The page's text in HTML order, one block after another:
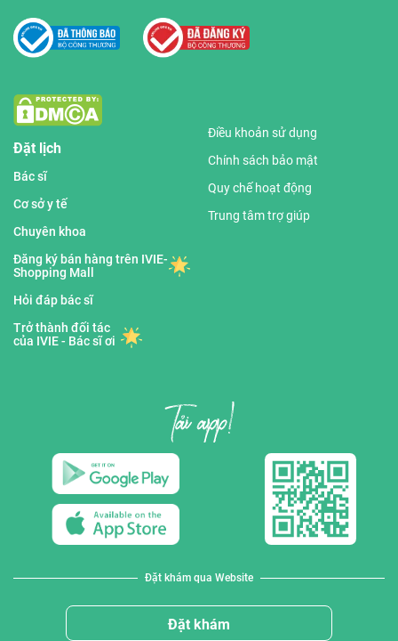
Đặt lịch
Bác sĩ
Cơ sở y tế
Chuyên khoa
Đăng ký bán hàng trên IVIE-
Shopping Mall
Hỏi đáp bác sĩ
Trở thành đối tác
của IVIE - Bác sĩ ơi
Điều khoản sử dụng
Chính sách bảo mật
Quy chế hoạt động
Trung tâm trợ giúp
Đặt khám qua Website
Đặt khám